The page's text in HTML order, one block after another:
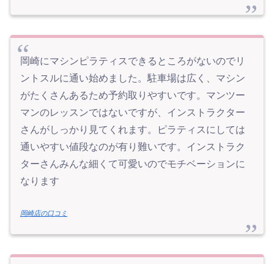
岡崎にマシンピラティスできるところがないのでリ
ントスルに通い始めました。駐車場は広く、マシン
がたくさんあるため予約取りやすいです。マンツー
マンのレッスンではないですが、インストラクター
さんがしっかり見てくれます。ピラティスにしては
通いやすい値段なのが有り難いです。インストラク
ターさんみんな細くて可愛いのでモチベーションに
なります
岡崎店の口コミ